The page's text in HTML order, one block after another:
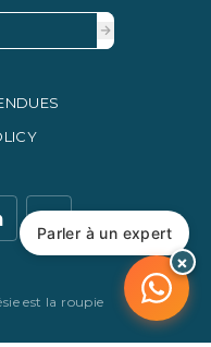
est la roupie
Parler à un expert
×